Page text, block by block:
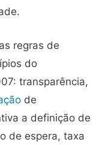
regras de
do
transparência,
de
a definição de
de espera, taxa